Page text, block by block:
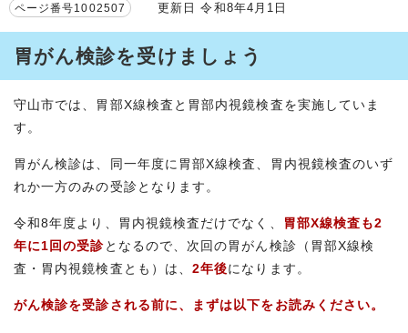
ページ番号1002507 更新日 令和8年4月1日
胃がん検診を受けましょう
守山市では、胃部X線検査と胃部内視鏡検査を実施していま
す。
胃がん検診は、同一年度に胃部X線検査、胃内視鏡検査のいず
れか一方のみの受診となります。
令和8年度より、胃内視鏡検査だけでなく、
胃部X線検査も2
年に1回の受診となるので、次回の胃がん検診（胃部X線検
査・胃内視鏡検査とも）は、2年後になります。
がん検診を受診される前に、まずは以下をお読みください。